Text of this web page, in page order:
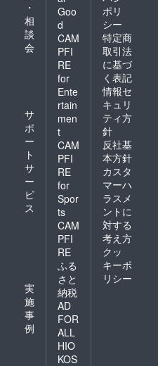
・
相
談
会
サ
ポ
ー
ト
サ
ー
ビ
ス
実
施
事
例
Goo
d
CAM
PFI
RE
for
Ente
rtain
men
t
CAM
PFI
RE
for
Spor
ts
CAM
PFI
RE
ふる
さと
納税
AD
FOR
ALL
HIO
KOS
ポリ
シー
特定商
取引法
に基づ
く表記
情報セ
キュリ
ティ方
針
反社基
本方針
カスタ
マーハ
ラスメ
ントに
対する
考え方
クッ
キーポ
リシー